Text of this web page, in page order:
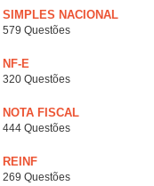
SIMPLES NACIONAL
579 Questões
NF-E
320 Questões
NOTA FISCAL
444 Questões
REINF
269 Questões